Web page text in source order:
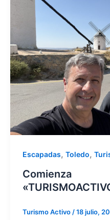
Escapadas, Toledo,
Comienza
Turismo Activo /18 julio,